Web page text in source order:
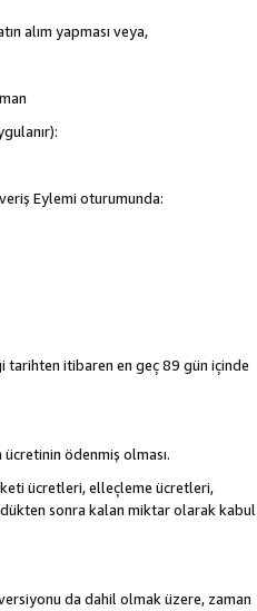
alım yapması veya,
Eylemi oturumunda:
tarihten itibaren en geç 89 gün içinde
ödenmiş olması.
ücretleri, elleçleme ücretleri,
sonra kalan miktar olarak kabul
da dahil olmak üzere, zaman